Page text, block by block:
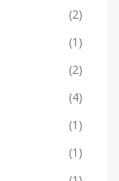
(2)
(1)
(2)
(4)
(1)
(1)